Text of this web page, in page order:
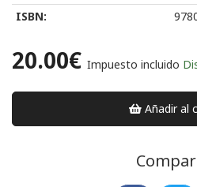
ISBN:
20.00€ Impuesto incluido
Añadir al